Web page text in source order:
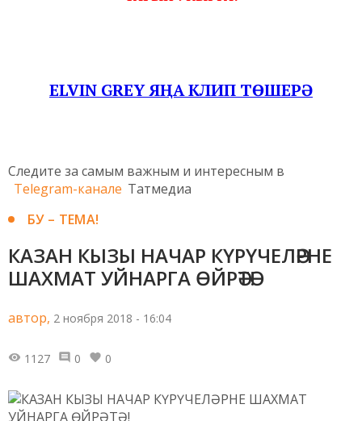
ELVIN GREY ЯҢА КЛИП ТӨШЕРӘ
Следите за самым важным и интересным в
Telegram-канале Татмедиа
БУ – ТЕМА!
КАЗАН КЫЗЫ НАЧАР КҮРҮЧЕЛӘРНЕ
ШАХМАТ УЙНАРГА ӨЙРӘТӘ!
автор, 2 ноября 2018 - 16:04
1127 0 0